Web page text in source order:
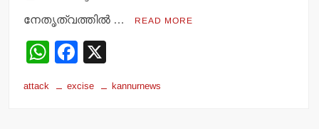
നേതൃത്വത്തിൽ … READ MORE
W
at
F
c
attack excise kannurnews